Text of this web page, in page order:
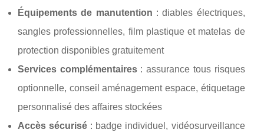
Équipements de manutention : diables électriques,
sangles professionnelles, film plastique et matelas de
protection disponibles gratuitement
Services complémentaires: assurance tous risques
optionnelle, conseil aménagement espace, étiquetage
personnalisé des affaires stockées
Accès sécurisé : badge individuel, vidéosurveillance